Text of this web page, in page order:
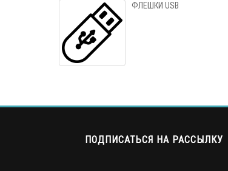
ФЛЕШКИ USB
ПОДПИСАТЬСЯ НА РАССЫЛКУ